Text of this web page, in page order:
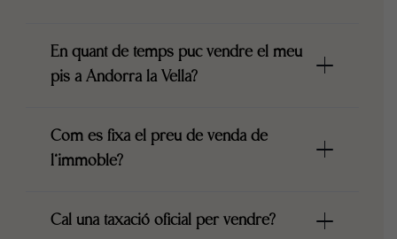
En quant de temps puc vendre el meu
pis a Andorra la Vella?
Com es fixa el preu de venda de
l’immoble?
Cal una taxació oficial per vendre?